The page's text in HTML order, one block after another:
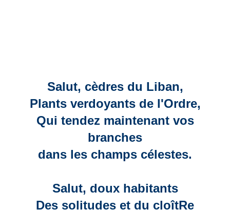
Salut, cèdres du Liban,
Plants verdoyants de l'Ordre,
Qui tendez maintenant vos
branches
dans les champs célestes.
Salut, doux habitants
Des solitudes et du cloîtRe